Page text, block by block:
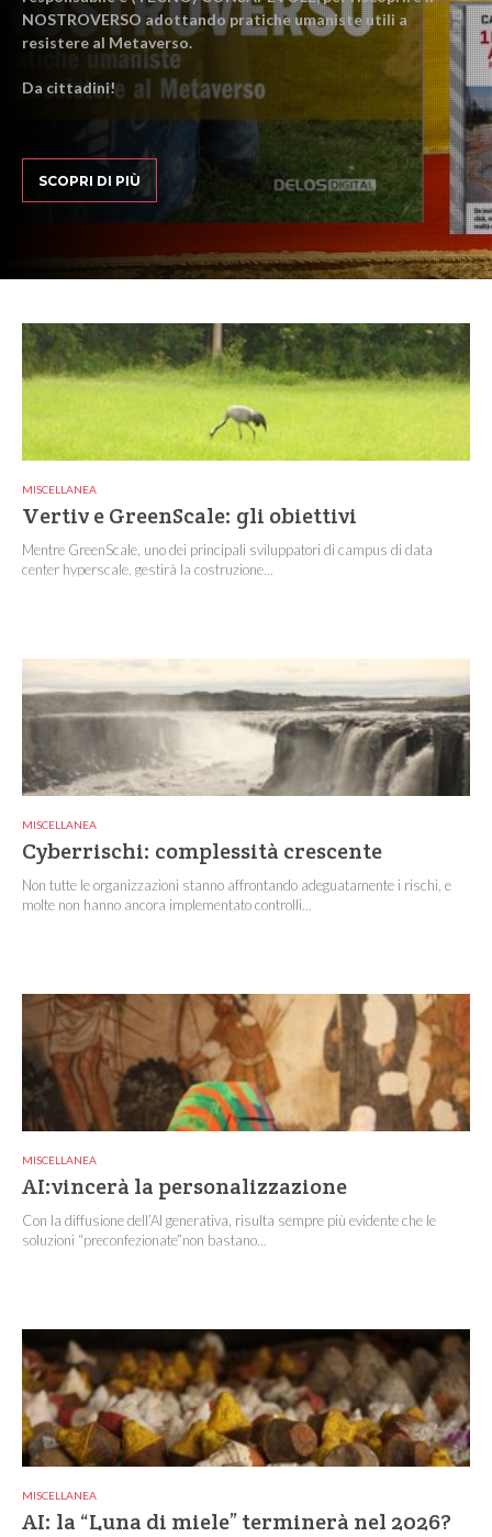
NOSTROVERSO adottando pratiche umaniste utili a
resistere al Metaverso.
Da cittadini!
SCOPRI DI PIÙ
MISCELLANEA
Vertiv e GreenScale: gli obiettivi
Mentre GreenScale, uno dei principali sviluppatori di campus di data
center hyperscale, gestirà la costruzione...
MISCELLANEA
Cyberrischi: complessità crescente
Non tutte le organizzazioni stanno affrontando adeguatamente i rischi, e
molte non hanno ancora implementato controlli...
MISCELLANEA
AI:vincerà la personalizzazione
Con la diffusione dell’AI generativa, risulta sempre più evidente che le
soluzioni “preconfezionate”non bastano...
MISCELLANEA
AI: la “Luna di miele” terminerà nel 2026?